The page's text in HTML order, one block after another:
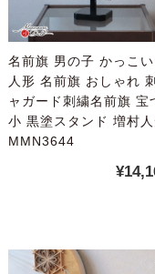
名前旗 男の子 かっこい
人形 名前旗 おしゃれ
ャガード刺繍名前旗 宝
小 黒塗スタンド 増村
MMN3644